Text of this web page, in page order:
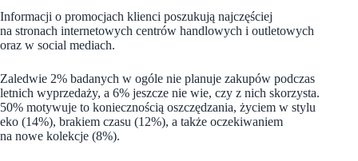
Informacji o promocjach klienci poszukują najczęściej
na stronach internetowych centrów handlowych i outletowych
oraz w social mediach.
Zaledwie 2% badanych w ogóle nie planuje zakupów podczas
letnich wyprzedaży, a 6% jeszcze nie wie, czy z nich skorzysta.
50% motywuje to koniecznością oszczędzania, życiem w stylu
eko (14%), brakiem czasu (12%), a także oczekiwaniem
na nowe kolekcje (8%).